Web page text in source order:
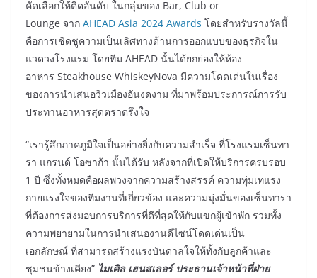
คัดเลือกให้ติดอันดับ ในกลุ่มของ Bar, Club or
Lounge จาก AHEAD Asia 2024 Awards โดยสำหรับรางวัลนี้
คือการเชิดชูความเป็นเลิศทางด้านการออกแบบของธุรกิจใน
แวดวงโรงแรม โดยทีม AHEAD นั้นได้ยกย่องให้ห้อง
อาหาร Steakhouse WhiskeyNova มีความโดดเด่นในเรื่อง
ของการนำเสนอวิวเมืองอันงดงาม ที่มาพร้อมประการณ์การรับ
ประทานอาหารสุดตราตรึงใจ
“เรารู้สึกภาคภูมิใจเป็นอย่างยิ่งกับความสำเร็จ ที่โรงแรมเซ็นทา
รา แกรนด์ โอซาก้า นั้นได้รับ หลังจากที่เปิดให้บริการครบรอบ
1 ปี ซึ่งทั้งหมดคือผลพวงจากความสร้างสรรค์ ความทุ่มเทแรง
กายแรงใจของทีมงานที่เกี่ยวข้อง และความมุ่งมั่นของเซ็นทารา
ที่ต้องการส่งมอบการบริการที่ดีที่สุดให้กับแขกผู้เข้าพัก รวมทั้ง
ความพยายามในการนำเสนองานดีไซน์โดดเด่นเป็น
เอกลักษณ์ ที่สามารถสร้างแรงบันดาลใจให้ทั้งกับลูกค้าและ
ชุมชนข้างเคียง” ไมเคิล เฮนสเลอร์ ประธานเจ้าหน้าที่ฝ่าย